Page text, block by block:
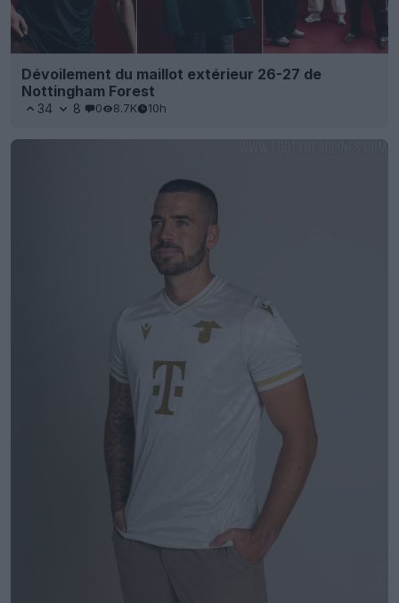
Dévoilement du maillot extérieur 26-27 de
Nottingham Forest
34 8 0 8.7K 10h